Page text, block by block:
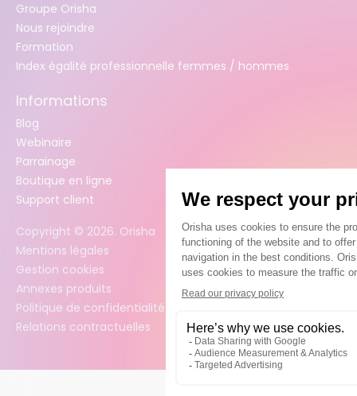
Groupe Orisha
Nous rejoindre
Formation
Index égalité professionnelle femmes / hommes
Informations
Blog
Webinaire
Parrainage
Boutique en ligne
Support client
Copyright © 2026. Orisha
Mentions légales
Gestion cookies
Annexes produits
Politique de confidentialité des données
Relations contractuelles